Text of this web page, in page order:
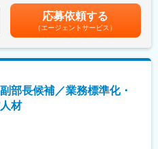
、葉多駅、西脇市駅、大和高田駅、五
園前駅(奈良県)、紀伊田辺駅、紀伊
来駅、津山駅、倉敷駅、西片上駅、
寺山)、三次駅、三原駅、府中駅(広
池田駅、穴吹駅、吉成駅、宇和島
駅、小村神社前駅、田辺島通駅、
柳川駅、羽犬塚駅、大牟田駅、唐津
公園体育館駅、本諫早駅、大学病
世保駅、八代駅、三角駅、木葉
(大分県)、鶴崎駅、延岡駅、西都城
庁から正式に認定されています。
資金調達も実施し、急速に成長、拡
連企業に向けて教育、研修を行って
Redshift, Athena, BigQuery
fastlane
Studio, Adjust, PowerBI
等を考慮し決定します。賃金はあく
考を通じて上下する可能性がありま
めた表記です。
応募依頼する
（エージェントサービス）
部長候補／業務標準化・
材